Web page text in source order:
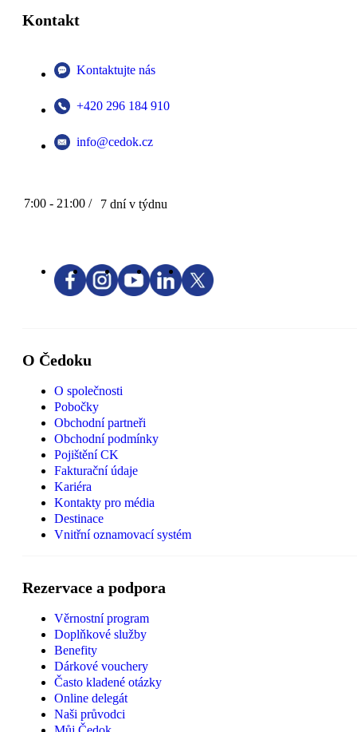
Kontakt
Kontaktujte nás
+420 296 184 910
info@cedok.cz
7:00 - 21:00 / 7 dní v týdnu
O Čedoku
O společnosti
Pobočky
Obchodní partneři
Obchodní podmínky
Pojištění CK
Fakturační údaje
Kariéra
Kontakty pro média
Destinace
Vnitřní oznamovací systém
Rezervace a podpora
Věrnostní program
Doplňkové služby
Benefity
Dárkové vouchery
Často kladené otázky
Online delegát
Naši průvodci